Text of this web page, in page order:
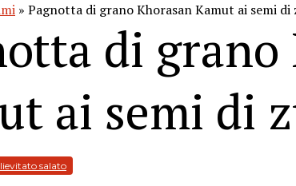
» Pagnotta di grano Khorasan Kamut ai semi di
di grano
ai semi di
salato